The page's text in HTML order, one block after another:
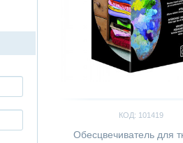
КОД: 101419
Обесцвечиватель для